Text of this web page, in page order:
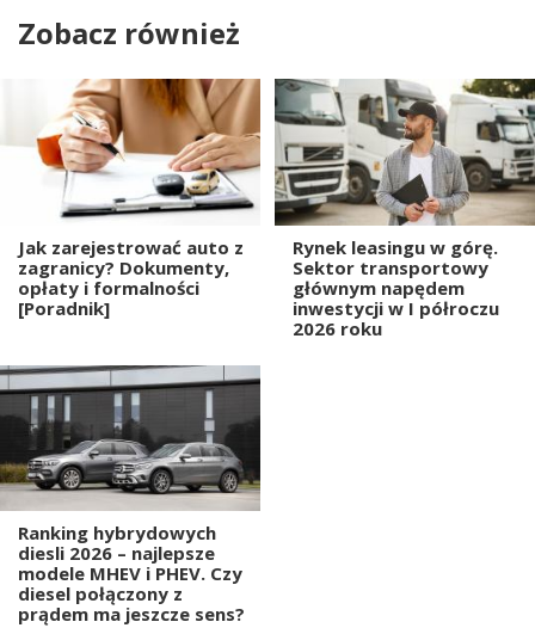
Zobacz również
Jak zarejestrować auto z
zagranicy? Dokumenty,
opłaty i formalności
[Poradnik]
Rynek leasingu w górę.
Sektor transportowy
głównym napędem
inwestycji w I półroczu
2026 roku
Ranking hybrydowych
diesli 2026 – najlepsze
modele MHEV i PHEV. Czy
diesel połączony z
prądem ma jeszcze sens?